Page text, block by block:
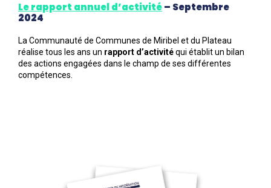
Le rapport annuel d’activité– Septembre
2024
La Communauté de Communes de Miribel et du Plateau
réalise tous les ans un rapport d’activitéqui établit un bilan
des actions engagées dans le champ de ses différentes
compétences.